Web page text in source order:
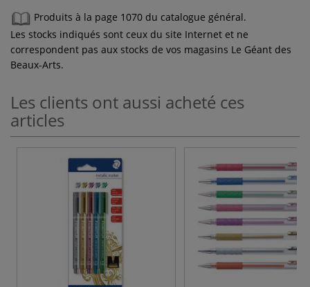
Produits à la page 1070 du catalogue général.
Les stocks indiqués sont ceux du site Internet et ne
correspondent pas aux stocks de vos magasins Le Géant des
Beaux-Arts.
Les clients ont aussi acheté ces
articles